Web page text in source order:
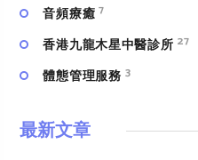
⾳頻療癒 7
香港九龍木星中醫診所 27
體態管理服務 3
最新文章